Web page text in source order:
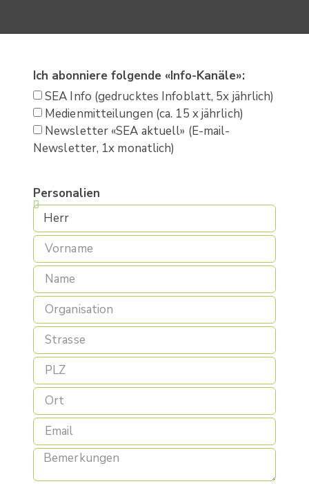
Ich abonniere folgende «Info-Kanäle»:
SEA Info (gedrucktes Infoblatt, 5x jährlich)
Medienmitteilungen (ca. 15 x jährlich)
Newsletter «SEA aktuell» (E-mail-
Newsletter, 1x monatlich)
Personalien